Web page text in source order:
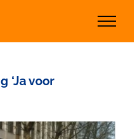
‘Ja voor